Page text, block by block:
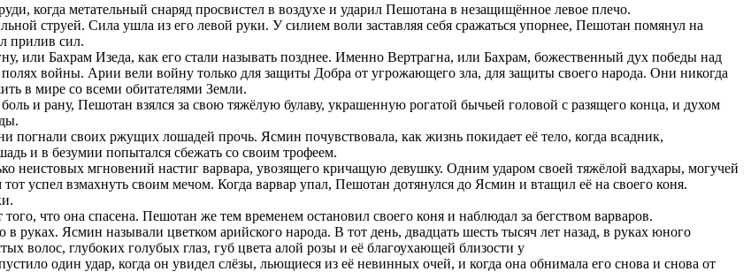
когда метательный снаряд просвистел в воздухе и ударил Пешотана в незащищённое левое плечо.
струей. Сила ушла из его левой руки. У силием воли заставляя себя сражаться упорнее, Пешотан помянул на
прилив сил.
или Бахрам Изеда, как его стали называть позднее. Именно Вертрагна, или Бахрам, божественный дух победы над
войны. Арии вели войну только для защиты Добра от угрожающего зла, для защиты своего народа. Они никогда
в мире со всеми обитателями Земли.
и рану, Пешотан взялся за свою тяжёлую булаву, украшенную рогатой бычьей головой с разящего конца, и духом
погнали своих ржущих лошадей прочь. Ясмин почувствовала, как жизнь покидает её тело, когда всадник,
и в безумии попытался сбежать со своим трофеем.
неистовых мгновений настиг варвара, увозящего кричащую девушку. Одним ударом своей тяжёлой вадхары, могучей
успел взмахнуть своим мечом. Когда варвар упал, Пешотан дотянулся до Ясмин и втащил её на своего коня.
что она спасена. Пешотан же тем временем остановил своего коня и наблюдал за бегством варваров.
руках. Ясмин называли цветком арийского народа. В тот день, двадцать шесть тысяч лет назад, в руках юного
волос, глубоких голубых глаз, губ цвета алой розы и её благоухающей близости у
один удар, когда он увидел слёзы, льющиеся из её невинных очей, и когда она обнимала его снова и снова от